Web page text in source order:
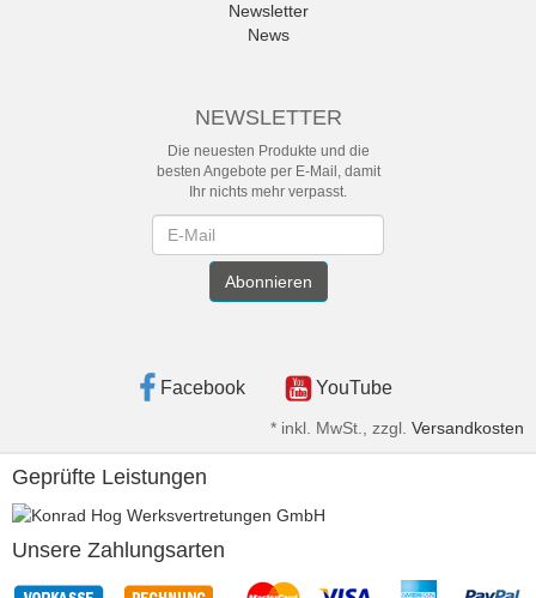
Newsletter
News
NEWSLETTER
Die neuesten Produkte und die
besten Angebote per E-Mail, damit
Ihr nichts mehr verpasst.
Abonnieren
Facebook YouTube
* inkl. MwSt., zzgl. Versandkosten
Geprüfte Leistungen
Unsere Zahlungsarten